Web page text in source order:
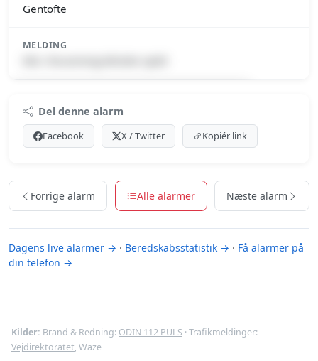
Gentofte
MELDING
Premium indhold
Log ind med Premium for at se meldingen.
Se Premium-muligheder
Del denne alarm
Facebook X / Twitter Kopiér link
Forrige alarm Alle alarmer Næste alarm
Dagens live alarmer → · Beredskabsstatistik → · Få alarmer på
din telefon →
Kilder: Brand & Redning: ODIN 112 PULS · Trafikmeldinger:
Vejdirektoratet, Waze